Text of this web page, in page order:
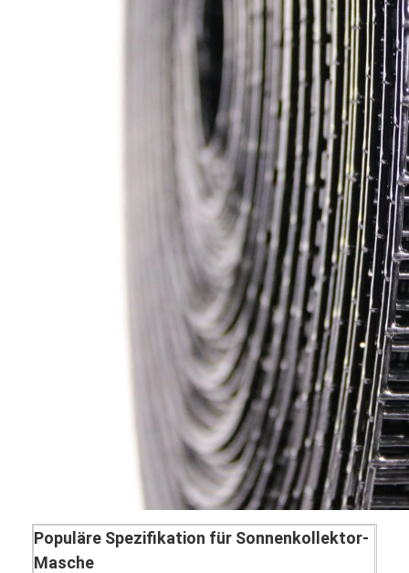
Alle Fälle
Populäre Spezifikation für Sonnenkollektor-
Masche